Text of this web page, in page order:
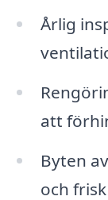
Årlig
att
Byten
och